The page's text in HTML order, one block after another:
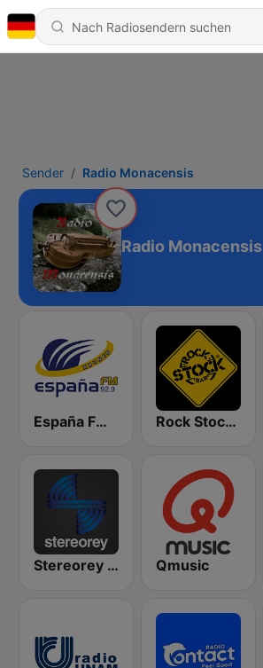
Sender Radio Monacensis
Radio Monacensis
España FM 92.9 FM Rock Stock Bar
Stereorey México Qmusic